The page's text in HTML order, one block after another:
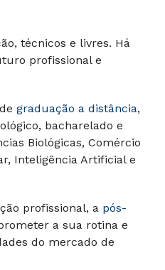
técnicos e livres. Há
profissional e
graduação a distância,
bacharelado e
Biológicas, Comércio
Inteligência Artificial e
profissional, a pós-
a sua rotina e
do mercado de